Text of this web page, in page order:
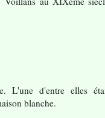
L'une d'entre elles
blanche.